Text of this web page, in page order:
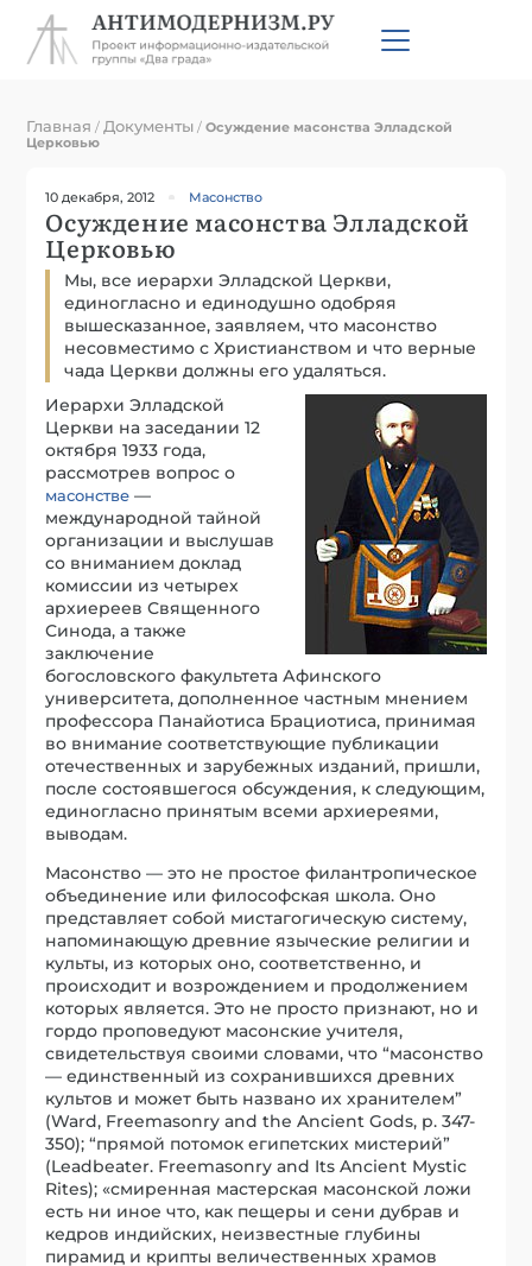
Главная / Документы /Осуждение масонства Элладской
Церковью
10 декабря, 2012 Масонство
Осуждение масонства Элладской
Церковью
Мы, все иерархи Элладской Церкви,
единогласно и единодушно одобряя
вышесказанное, заявляем, что масонство
несовместимо с Христианством и что верные
чада Церкви должны его удаляться.
Иерархи Элладской
Церкви на заседании 12
октября 1933 года,
рассмотрев вопрос о
масонстве —
международной тайной
организации и выслушав
со вниманием доклад
комиссии из четырех
архиереев Священного
Синода, а также
заключение
богословского факультета Афинского
университета, дополненное частным мнением
профессора Панайотиса Брациотиса, принимая
во внимание соответствующие публикации
отечественных и зарубежных изданий, пришли,
после состоявшегося обсуждения, к следующим,
единогласно принятым всеми архиереями,
выводам.
Масонство — это не простое филантропическое
объединение или философская школа. Оно
представляет собой мистагогическую систему,
напоминающую древние языческие религии и
культы, из которых оно, соответственно, и
происходит и возрождением и продолжением
которых является. Это не просто признают, но и
гордо проповедуют масонские учителя,
свидетельствуя своими словами, что “масонство
— единственный из сохранившихся древних
культов и может быть названо их хранителем”
(Ward, Freemasonry and the Ancient Gods, p. 347-
350); “прямой потомок египетских мистерий”
(Leadbeater. Freemasonry and Its Ancient Mystic
Rites); «смиренная мастерская масонской ложи
есть ни иное что, как пещеры и сени дубрав и
кедров индийских, неизвестные глубины
пирамид и крипты величественных храмов